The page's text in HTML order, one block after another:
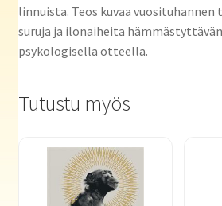
linnuista. Teos kuvaa
suruja ja ilonaiheita
psykologisella otteella.
Tutustu myös